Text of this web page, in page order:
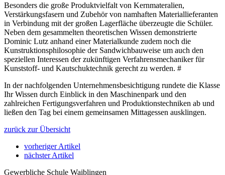
Besonders die große Produktvielfalt von Kernmateralien,
Verstärkungsfasern und Zubehör von namhaften Materiallieferanten
in Verbindung mit der großen Lagerfläche überzeugte die Schüler.
Neben dem gesammelten theoretischen Wissen demonstrierte
Dominic Lutz anhand einer Materialkunde zudem noch die
Kunstruktionsphilosophie der Sandwichbauweise um auch den
speziellen Interessen der zukünftigen Verfahrensmechaniker für
Kunststoff- und Kautschuktechnik gerecht zu werden. #
In der nachfolgenden Unternehmensbesichtigung rundete die Klasse
Ihr Wissen durch Einblick in den Maschinenpark und den
zahlreichen Fertigungsverfahren und Produktionstechniken ab und
ließen den Tag bei einem gemeinsamen Mittagessen ausklingen.
zurück zur Übersicht
vorheriger Artikel
nächster Artikel
Gewerbliche Schule Waiblingen